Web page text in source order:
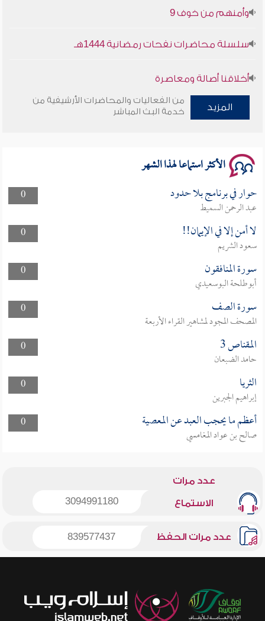
وأمنهم من خوف 9
سلسلة محاضرات نفحات رمضانية 1444هـ
أخلاقنا أصالة ومعاصرة
وأمنهم من خوف 9
المزيد
من الفعاليات والمحاضرات الأرشيفية من
خدمة البث المباشر
الأكثر استماعا لهذا الشهر
0 حوار في برنامج بلا حدود
عبد الرحمن السميط
0
لا أمن إلا في الإيمان!!
سعود الشريم
0
سورة المنافقون
أبوطلحة البوسعيدي
0
سورة الصف
المصحف المجود لمشاهير القراء الأربعة
0
المقناص 3
حامد الضبعان
0
الثريا
إبراهيم الجبرين
0
أعظم ما يحجب العبد عن المعصية
صالح بن عواد المغامسي
عدد مرات
الاستماع 3094991180
عدد مرات الحفظ 839577437